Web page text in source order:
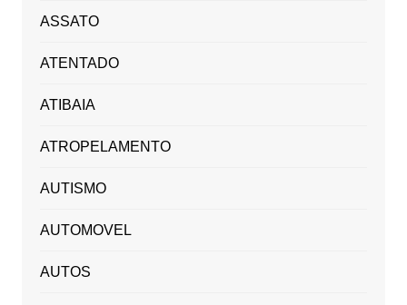
ASSATO
ATENTADO
ATIBAIA
ATROPELAMENTO
AUTISMO
AUTOMOVEL
AUTOS